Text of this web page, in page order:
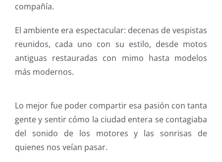
compañía.
El ambiente era espectacular: decenas de vespistas
reunidos, cada uno con su estilo, desde motos
antiguas restauradas con mimo hasta modelos
más modernos.
Lo mejor fue poder compartir esa pasión con tanta
gente y sentir cómo la ciudad entera se contagiaba
del sonido de los motores y las sonrisas de
quienes nos veían pasar.